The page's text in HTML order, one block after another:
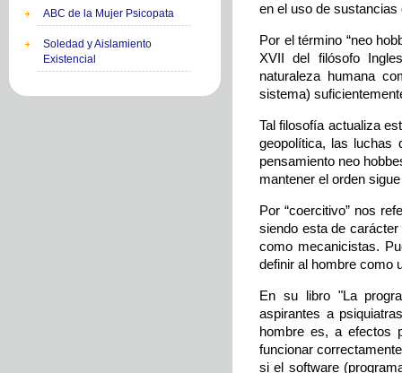
ABC de la Mujer Psicopata
Soledad y Aislamiento
Existencial
en el uso de
Por el término “neo
XVII del filósofo
naturaleza humana
sistema)
Tal filosofía actualiza
geopolítica, las luchas
pensamiento neo
mantener el orden
Por “coercitivo” nos
siendo esta de
como mecanicistas.
definir al hombre como
En su libro "La
aspirantes a
hombre es, a efectos
funcionar
si el software